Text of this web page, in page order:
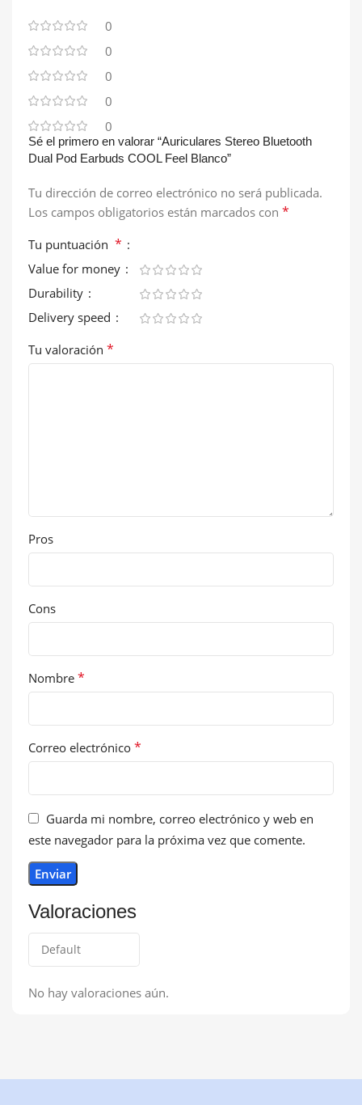
0
0
0
0
0
Valoraciones
No hay valoraciones aún.
Sé el primero en valorar “Auriculares Stereo Bluetooth
Dual Pod Earbuds COOL Feel Blanco”
Tu dirección de correo electrónico no será publicada.
Los campos obligatorios están marcados con *
Tu puntuación *
Value for money
Durability
Delivery speed
Tu valoración *
Pros
Cons
Nombre *
Correo electrónico *
Guarda mi nombre, correo electrónico y web en
este navegador para la próxima vez que comente.